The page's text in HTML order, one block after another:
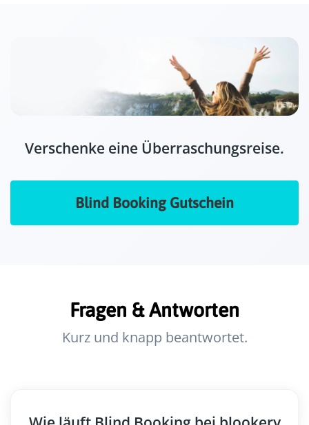
Verschenke eine Überraschungsreise.
Blind Booking Gutschein
Fragen & Antworten
Kurz und knapp beantwortet.